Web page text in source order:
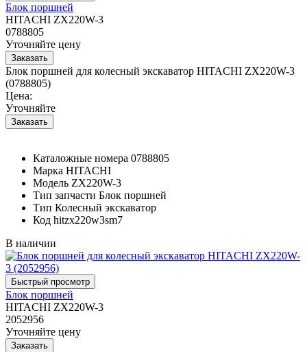
Блок поршней
HITACHI ZX220W-3
0788805
Уточняйте цену
Блок поршней для колесный экскаватор HITACHI ZX220W-3
(0788805)
Цена:
Уточняйте
Каталожные номера 0788805
Марка HITACHI
Модель ZX220W-3
Тип запчасти Блок поршней
Тип Колесный экскаватор
Код hitzx220w3sm7
В наличии
Блок поршней
HITACHI ZX220W-3
2052956
Уточняйте цену